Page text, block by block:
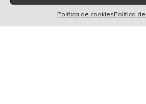
Política de cookiesPolítica
0 0 artículos en